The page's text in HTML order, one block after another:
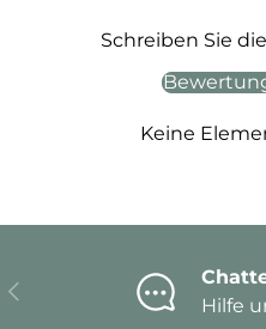
Schreiben Sie
Keine
Vorherige
Hilfe